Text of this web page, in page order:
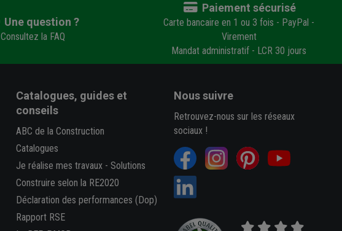
Une question ?
Consultez la FAQ
Paiement sécurisé
Carte bancaire en 1 ou 3 fois - PayPal -
Virement
Mandat administratif - LCR 30 jours
Catalogues, guides et
conseils
ABC de la Construction
Catalogues
Je réalise mes travaux- Solutions
Construire selon la RE2020
Déclaration des performances (Dop)
Rapport RSE
Nous suivre
Retrouvez-nous sur les réseaux
sociaux !